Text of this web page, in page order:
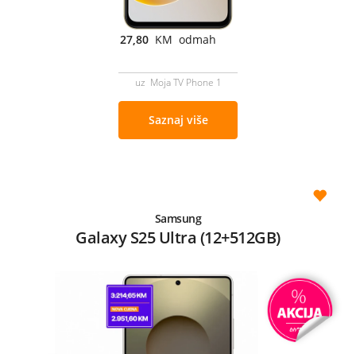
27,80 KM odmah
uz Moja TV Phone 1
Saznaj više
Samsung
Galaxy S25 Ultra (12+512GB)